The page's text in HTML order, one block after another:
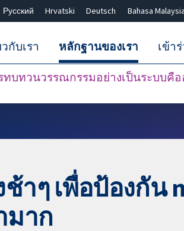
Русский Hrvatski Deutsch Bahasa Malaysia
กับเรา หลักฐานของเรา
ทบทวนวรรณกรรมอย่างเป็นระบบคือ
เข้า
าๆ เพื่อป้องกัน
มาก